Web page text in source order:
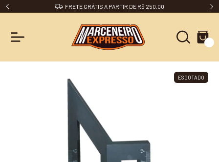
FRETE GRÁTIS A PARTIR DE R$ 250,00
ESGOTADO